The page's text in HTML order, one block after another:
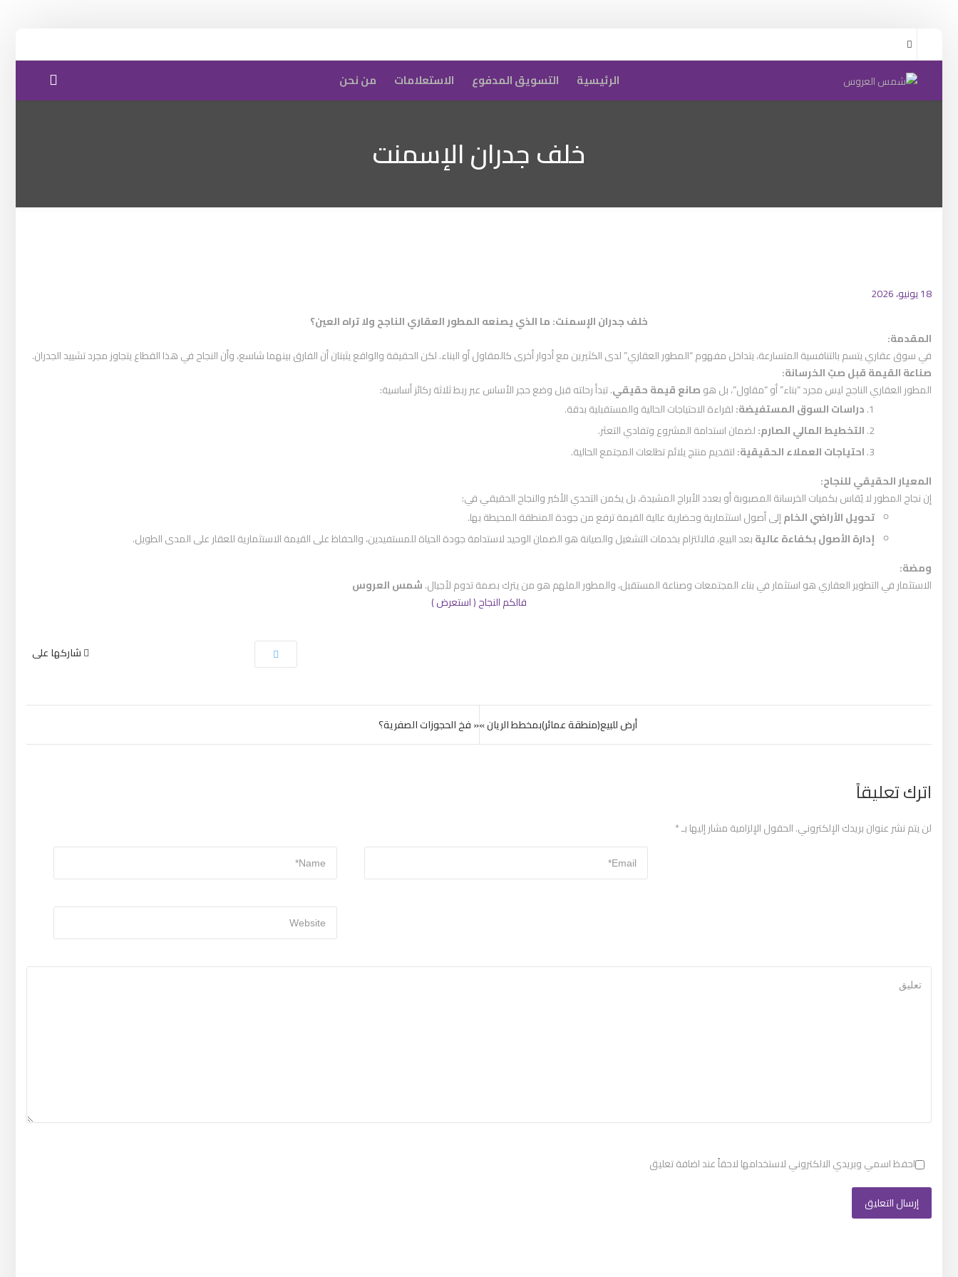
الرئيسية التسويق المدفوع الاستعلامات من نحن
خلف جدران الإسمنت
18 يونيو، 2026
خلف جدران الإسمنت: ما الذي يصنعه المطور العقاري الناجح ولا تراه العين؟
المقدمة:
في سوق عقاري يتسم بالتنافسية المتسارعة، يتداخل مفهوم “المطور العقاري” لدى الكثيرين مع أدوار أخرى كالمقاول أو البناء. لكن الحقيقة والواقع يثبتان أن الفارق بينهما شاسع، وأن النجاح في هذا القطاع يتجاوز مجرد تشييد الجدران.
صناعة القيمة قبل صبّ الخرسانة:
المطور العقاري الناجح ليس مجرد “بناء” أو “مقاول”، بل هوصانع قيمة حقيقي. تبدأ رحلته قبل وضع حجر الأساس عبر ربط ثلاثة ركائز أساسية:
دراسات السوق المستفيضة:لقراءة الاحتياجات الحالية والمستقبلية بدقة.
التخطيط المالي الصارم:لضمان استدامة المشروع وتفادي التعثر.
احتياجات العملاء الحقيقية:لتقديم منتج يلائم تطلعات المجتمع الحالية.
المعيار الحقيقي للنجاح:
إن نجاح المطور لا يُقاس بكميات الخرسانة المصبوبة أو بعدد الأبراج المشيدة، بل يكمن التحدي الأكبر والنجاح الحقيقي في:
تحويل الأراضي الخامإلى أصول استثمارية وحضارية عالية القيمة ترفع من جودة المنطقة المحيطة بها.
إدارة الأصول بكفاءة عاليةبعد البيع، فالالتزام بخدمات التشغيل والصيانة هو الضمان الوحيد لاستدامة جودة الحياة للمستفيدين، والحفاظ على القيمة الاستثمارية للعقار على المدى الطويل.
ومضة:
الاستثمار في التطوير العقاري هو استثمار في بناء المجتمعات وصناعة المستقبل، والمطور الملهم هو من يترك بصمة تدوم لأجيال.شمس العروس
فالكم النجاح ( استعرض )
تصفّح المقالات « فخ الحجوزات الصفرية؟أرض للبيع(منطقة عمائر)بمخطط الريان »
اترك تعليقاً
لن يتم نشر عنوان بريدك الإلكتروني.الحقول الإلزامية مشار إليها بـ*
احفظ اسمي وبريدي الالكتروني لاستخدامها لاحقاً عند اضافة تعليق